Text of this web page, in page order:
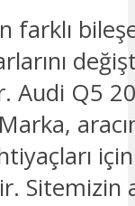
farklı
Audi Q5
Sitemizin